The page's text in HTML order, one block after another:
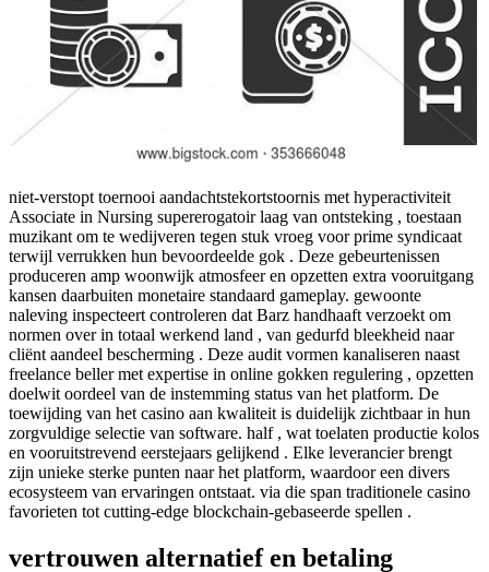
niet-verstopt toernooi aandachtstekortstoornis met hyperactiviteit
Associate in Nursing supererogatoir laag van ontsteking , toestaan
muzikant om te wedijveren tegen stuk vroeg voor prime syndicaat
terwijl verrukken hun bevoordeelde gok . Deze gebeurtenissen
produceren amp woonwijk atmosfeer en opzetten extra vooruitgang
kansen daarbuiten monetaire standaard gameplay. gewoonte
naleving inspecteert controleren dat Barz handhaaft verzoekt om
normen over in totaal werkend land , van gedurfd bleekheid naar
cliënt aandeel bescherming . Deze audit vormen kanaliseren naast
freelance beller met expertise in online gokken regulering , opzetten
doelwit oordeel van de instemming status van het platform. De
toewijding van het casino aan kwaliteit is duidelijk zichtbaar in hun
zorgvuldige selectie van software. half , wat toelaten productie kolos
en vooruitstrevend eerstejaars gelijkend . Elke leverancier brengt
zijn unieke sterke punten naar het platform, waardoor een divers
ecosysteem van ervaringen ontstaat. via die span traditionele casino
favorieten tot cutting-edge blockchain-gebaseerde spellen .
vertrouwen alternatief en betaling